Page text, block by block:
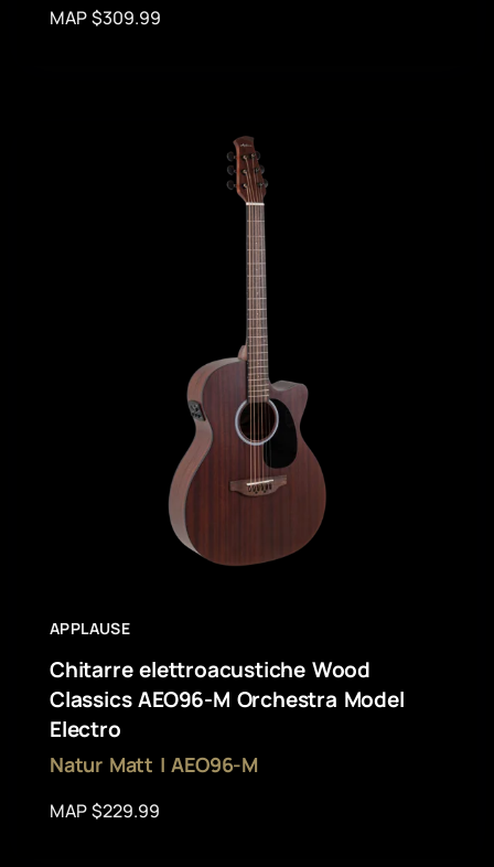
MAP $309.99
APPLAUSE
Chitarre elettroacustiche Wood
Classics AEO96-M Orchestra Model
Electro
Natur Matt | AEO96-M
MAP $229.99